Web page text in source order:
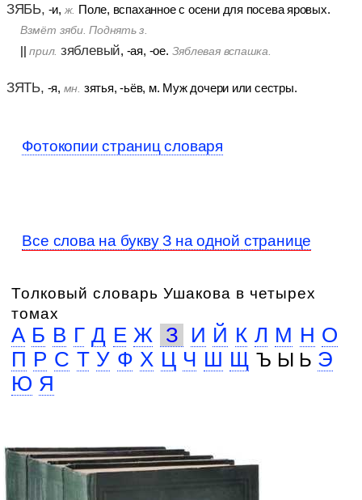
ЗЯБЬ, -и, ж. Поле, вспаханное с осени для посева яровых.
Взмёт зяби. Поднять з.
||прил. зяблевый, -ая, -ое. Зяблевая вспашка.
ЗЯТЬ, -я, мн. зятья, -ьёв, м. Муж дочери или сестры.
Фотокопии страниц словаря
Все слова на букву З на одной странице
Толковый словарь Ушакова в четырех
томах
А Б В Г Д Е Ж З И Й К Л М Н О
П Р С Т У Ф Х Ц Ч Ш Щ Ъ Ы Ь Э
Ю Я